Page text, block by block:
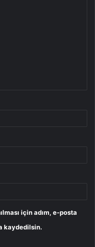
için adım, e-posta
kaydedilsin.